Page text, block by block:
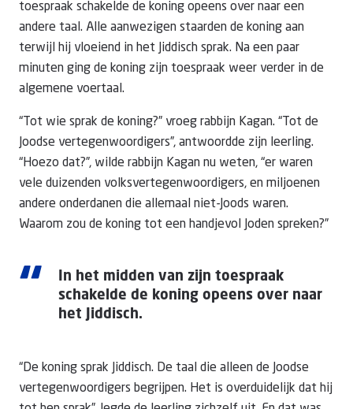
toespraak schakelde de koning opeens over naar een
andere taal. Alle aanwezigen staarden de koning aan
terwijl hij vloeiend in het Jiddisch sprak. Na een paar
minuten ging de koning zijn toespraak weer verder in de
algemene voertaal.
“Tot wie sprak de koning?” vroeg rabbijn Kagan. “Tot de
Joodse vertegenwoordigers”, antwoordde zijn leerling.
“Hoezo dat?”, wilde rabbijn Kagan nu weten, “er waren
vele duizenden volksvertegenwoordigers, en miljoenen
andere onderdanen die allemaal niet-Joods waren.
Waarom zou de koning tot een handjevol Joden spreken?”
“
In het midden van zijn toespraak
schakelde de koning opeens over naar
het Jiddisch.
“De koning sprak Jiddisch. De taal die alleen de Joodse
vertegenwoordigers begrijpen. Het is overduidelijk dat hij